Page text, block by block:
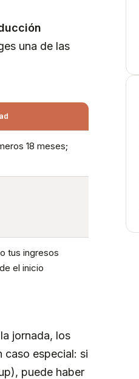
una de las
18 meses;
tus ingresos
el inicio
jornada, los
caso especial: si
puede haber